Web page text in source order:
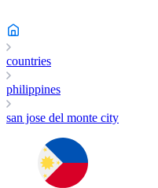
countries
philippines
san jose del monte city